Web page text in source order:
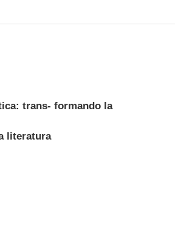
trans- formando la
literatura